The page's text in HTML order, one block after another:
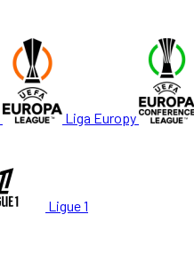
Liga Europy
Ligue 1